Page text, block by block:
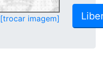
[trocar imagem]